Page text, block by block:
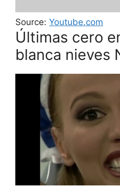
Source: Youtube.com
Últimas cero
blanca nieves